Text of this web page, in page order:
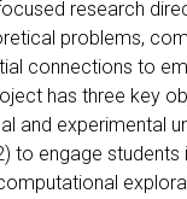
research
problems,
connections to
has three key
and experimental
to engage students